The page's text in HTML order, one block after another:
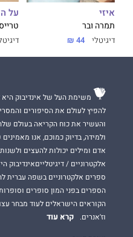
איזי
תמרה ובר
דיגיטלי 44 ₪
על
משימת העל של אינדיבוק
להפיץ לעולם את הסיפורים
והעשיר את כוח הקריאה בעולם
ולמידה, בדיוק כמוכם, אנו
אדם ומילים יכולות להעצים
אלקטרוניים /
ספרים אלקטרוניים בשפה
הספרים בפני המון סופרים
הקוראים הישראלים לעוד מבחר
וז'אנרים.
קרא עוד